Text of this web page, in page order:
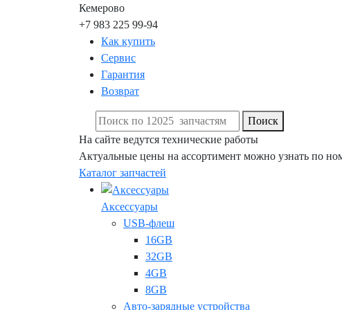
Кемерово
+7 983 225 99-94
Как купить
Сервис
Гарантия
Возврат
Поиск
На сайте ведутся технические работы
Актуальные цены на ассортимент можно узнать по
Каталог запчастей
Аксессуары
USB-флеш
16GB
32GB
4GB
8GB
Авто-зарядные устройства